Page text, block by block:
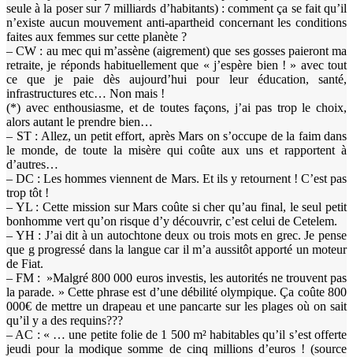
seule à la poser sur 7 milliards d’habitants) : comment ça se fait qu’il
n’existe aucun mouvement anti-apartheid concernant les conditions
faites aux femmes sur cette planète ?
– CW : au mec qui m’assène (aigrement) que ses gosses paieront ma
retraite, je réponds habituellement que « j’espère bien ! » avec tout
ce que je paie dès aujourd’hui pour leur éducation, santé,
infrastructures etc… Non mais !
(*) avec enthousiasme, et de toutes façons, j’ai pas trop le choix,
alors autant le prendre bien…
– ST : Allez, un petit effort, après Mars on s’occupe de la faim dans
le monde, de toute la misère qui coûte aux uns et rapportent à
d’autres…
– DC : Les hommes viennent de Mars. Et ils y retournent ! C’est pas
trop tôt !
– YL : Cette mission sur Mars coûte si cher qu’au final, le seul petit
bonhomme vert qu’on risque d’y découvrir, c’est celui de Cetelem.
– YH : J’ai dit à un autochtone deux ou trois mots en grec. Je pense
que g progressé dans la langue car il m’a aussitôt apporté un moteur
de Fiat.
– FM : ‎ »Malgré 800 000 euros investis, les autorités ne trouvent pas
la parade. » Cette phrase est d’une débilité olympique. Ça coûte 800
000€ de mettre un drapeau et une pancarte sur les plages où on sait
qu’il y a des requins???
– AC : « … une petite folie de 1 500 m² habitables qu’il s’est offerte
jeudi pour la modique somme de cinq millions d’euros ! (source